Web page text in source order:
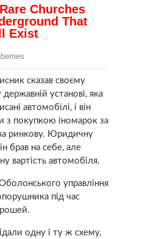
сказав своєму
установі, яка
автомобілі, і він
з покупкою іномарок за
ринкову. Юридичну
брав на себе, але
вартість автомобіля.
управління
під час
одну і ту ж схему,